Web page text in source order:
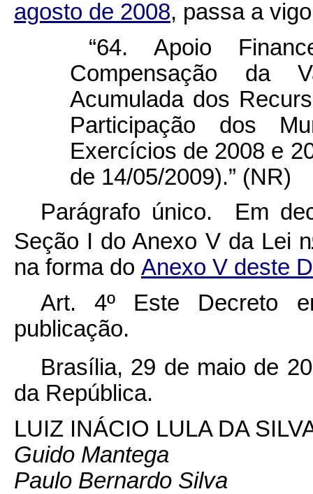
agosto de 2008, passa a
“64. Apoio
Compensação da
Acumulada dos
Participação dos
Exercícios de 2008 e
de 14/05/2009).” (NR)
Parágrafo único. Em
Seção I do Anexo V da Lei n
na forma do Anexo V deste
Art. 4º Este Decreto
publicação.
Brasília, 29 de maio de
da República.
LUIZ INÁCIO LULA DA
Guido Mantega
Paulo Bernardo Silva